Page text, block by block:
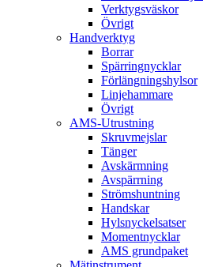
Verktygsväskor
Övrigt
Handverktyg
Borrar
Spärringnycklar
Förlängningshylsor
Linjehammare
Övrigt
AMS-Utrustning
Skruvmejslar
Tänger
Avskärmning
Avspärrning
Strömshuntning
Handskar
Hylsnyckelsatser
Momentnycklar
AMS grundpaket